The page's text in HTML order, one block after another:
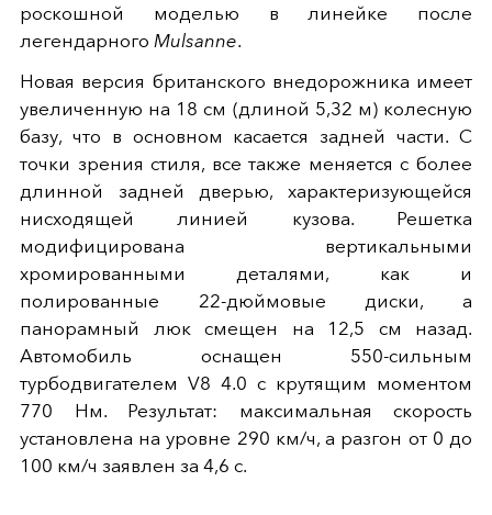
роскошной моделью в линейке после
легендарного Mulsanne.
Новая версия британского внедорожника имеет
увеличенную на 18 см (длиной 5,32 м) колесную
базу, что в основном касается задней части. С
точки зрения стиля, все также меняется с более
длинной задней дверью, характеризующейся
нисходящей линией кузова. Решетка
модифицирована вертикальными
хромированными деталями, как и
полированные 22-дюймовые диски, а
панорамный люк смещен на 12,5 см назад.
Автомобиль оснащен 550-сильным
турбодвигателем V8 4.0 с крутящим моментом
770 Нм. Результат: максимальная скорость
установлена на уровне 290 км/ч, а разгон от 0 до
100 км/ч заявлен за 4,6 с.